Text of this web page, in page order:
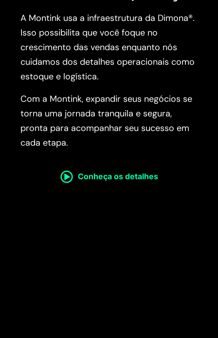
A Montink usa a infraestrutura da Dimona®.
Isso possibilita que você foque no
crescimento das vendas enquanto nós
cuidamos dos detalhes operacionais como
estoque e logística.
Com a Montink, expandir seus negócios se
torna uma jornada tranquila e segura,
pronta para acompanhar seu sucesso em
cada etapa.
Conheça os detalhes